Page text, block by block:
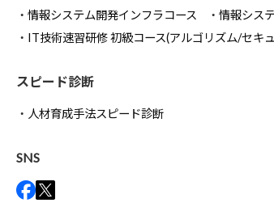
情報システム開発インフラコース
情報シス
IT技術速習研修 初級コース(アルゴリズム/セキ
スピード診断
人材育成手法スピード診断
SNS